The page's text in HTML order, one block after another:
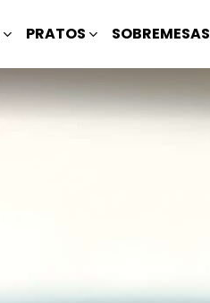
PRATOS SOBREMESAS